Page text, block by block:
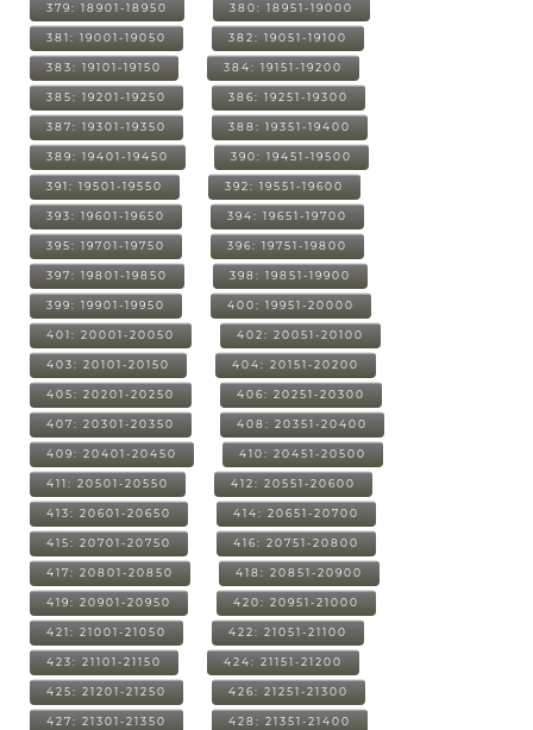
379: 18901-18950 380: 18951-19000
381: 19001-19050 382: 19051-19100
383: 19101-19150 384: 19151-19200
385: 19201-19250 386: 19251-19300
387: 19301-19350 388: 19351-19400
389: 19401-19450 390: 19451-19500
391: 19501-19550 392: 19551-19600
393: 19601-19650 394: 19651-19700
395: 19701-19750 396: 19751-19800
397: 19801-19850 398: 19851-19900
399: 19901-19950 400: 19951-20000
401: 20001-20050 402: 20051-20100
403: 20101-20150 404: 20151-20200
405: 20201-20250 406: 20251-20300
407: 20301-20350 408: 20351-20400
409: 20401-20450 410: 20451-20500
411: 20501-20550 412: 20551-20600
413: 20601-20650 414: 20651-20700
415: 20701-20750 416: 20751-20800
417: 20801-20850 418: 20851-20900
419: 20901-20950 420: 20951-21000
421: 21001-21050 422: 21051-21100
423: 21101-21150 424: 21151-21200
425: 21201-21250 426: 21251-21300
427: 21301-21350 428: 21351-21400